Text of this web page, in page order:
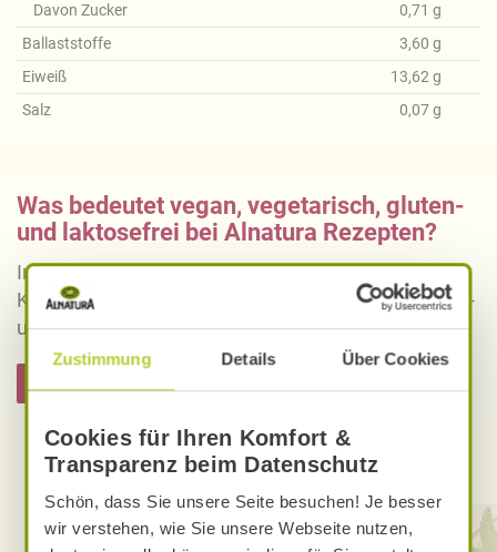
Zustimmung Details Über Cookies
Cookies für Ihren Komfort &
Transparenz beim Datenschutz
Schön, dass Sie unsere Seite besuchen! Je besser
wir verstehen, wie Sie unsere Webseite nutzen,
Davon Zucker
Ballaststoffe
Eiweiß
Salz
0,71 g
3,60 g
13,62 g
0,07g
Was bedeutet vegan, vegetarisch, gluten-
und laktosefrei bei Alnatura Rezepten?
Informieren Sie sich über die genaue Erklärung der
Kennzeichnung von veganen, vegetarischen, gluten-
und laktosefreien Alnatura Rezepten.
Entdecken Sie weitere Rezepte